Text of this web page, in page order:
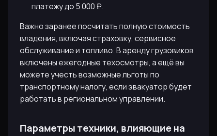
платежу до 5 000 ₽.
Важно заранее посчитать полную стоимость
владения, включая страховку, сервисное
обслуживание и топливо. В аренду грузовиков
включены ежегодные техосмотры, а ещё вы
можете учесть возможные льготы по
транспортному налогу, если эвакуатор будет
работать в региональном управлении.
Параметры техники, влияющие на